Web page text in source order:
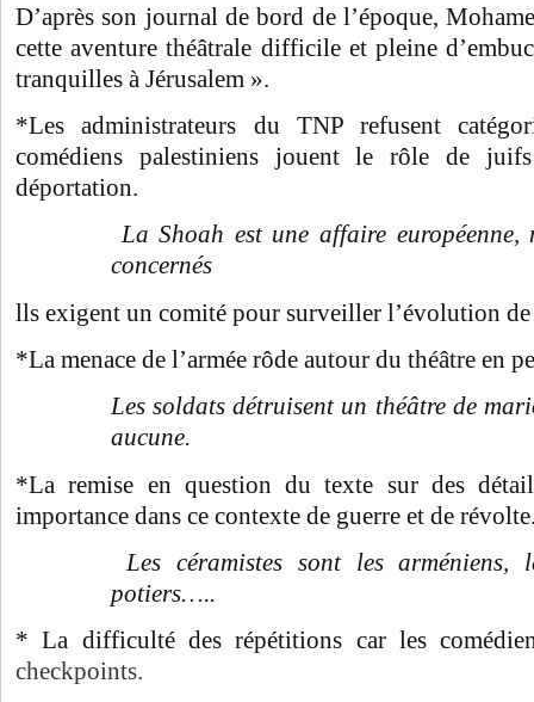
D’après son journal de bord de l’époque,
cette aventure théâtrale difficile et pleine
tranquilles à Jérusalem ».
*Les administrateurs du TNP refusent
comédiens palestiniens jouent le rôle de
déportation.
La Shoah est une affaire européenne,
concernés
lls exigent un comité pour surveiller l’évolution de
*La menace de l’armée rôde autour du théâtre en
Les soldats détruisent un théâtre de
aucune.
*La remise en question du texte sur des
importance dans ce contexte de guerre et de
Les céramistes sont les arméniens,
potiers…..
* La difficulté des répétitions car les
checkpoints.